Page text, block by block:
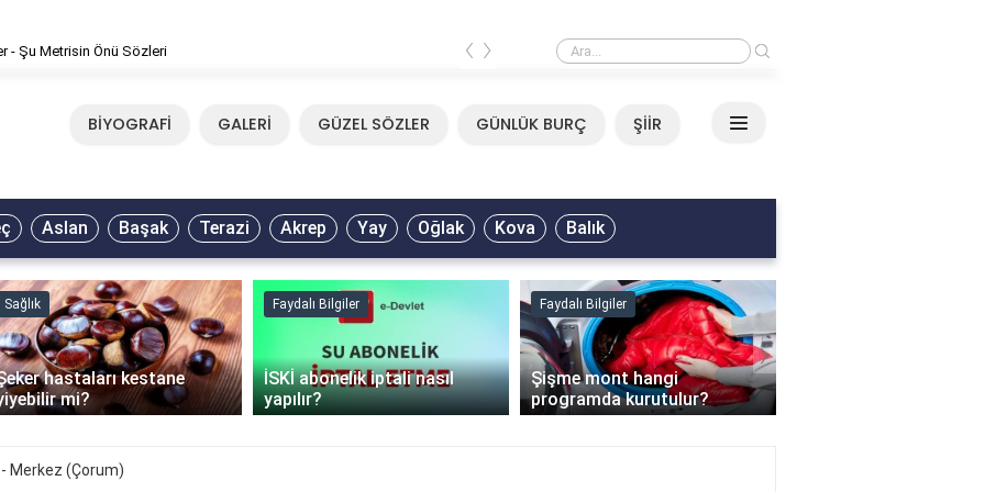
Neşet Ertaş - Yazımı Kışa Çevirdin
‹ ›
BİYOGRAFİ GALERİ GÜZEL SÖZLER GÜNLÜK BURÇ ŞİİR
Aslan Başak Terazi Akrep Yay Oğlak Kova Balık
Sağlık
hastaları kestane
mi?
Faydalı Bilgiler
İSKİ abonelik iptali nasıl
yapılır?
Faydalı Bilgiler
Şişme mont hangi
programda kurutulur?
›
Merkez (Çorum)